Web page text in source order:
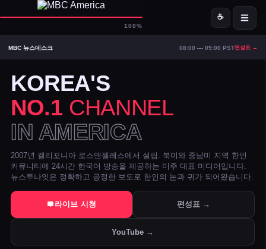
100%
☕
KOREA'S
NO.1 CHANNEL
IN AMERICA
2007년 캘리포니아 로스앤젤레스에서 설립. 북미와 중남미 지역 한인
커뮤니티에 24시간 한국어 방송을 제공하는 미주 대표 미디어입니다.
뉴스투나잇은 정확하고 공정한 보도로 한인의 눈과 귀가 되어왔습니다.
라이브 시청 편성표 →
YouTube →
MBC America
ON AIR — LIVE 15:38
MBC 뉴스데스크 08:00 — 09:00 PST편성표 →
트럼프 DOJ 반무기화 기금 — 1·6 폭동 피고인들 감옥에서 배상금으
美 시카고·신시내티 등 10개 도시 시장, 유럽과 민주주의 수호 협약
전직 검사 연방 기소 — 잭 스미스 보고서 개인 이메일로 유출 혐의